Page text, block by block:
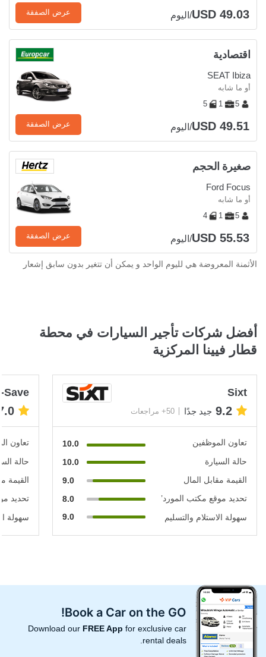
USD 49.03/اليوم عرض الصفقة
اقتصادية
SEAT Ibiza
أو ما شابه
5
1
5
USD 49.51/اليوم عرض الصفقة
صغيرة الحجم
Ford Focus
أو ما شابه
5
1
4
USD 55.53/اليوم عرض الصفقة
الأثمنة المعروضة هي لليوم الواحد و يمكن أن تتغير بدون سابق إشعار
أفضل شركات تأجير السيارات في محطة
قطار فيينا المركزية
Sixt
9.2 جيد جدًا 50+ مراجعات
تعاون الموظفين
10.0
حالة السيارة
10.0
القيمة مقابل المال
9.0
تحديد موقع مكتب المورد’
8.0
سهولة الاستلام والتسليم
9.0
Save
تعاون
حالة
القيمة
تحديد
سهولة
Book a Car on the GO!
Download our FREE App for exclusive car
rental deals.